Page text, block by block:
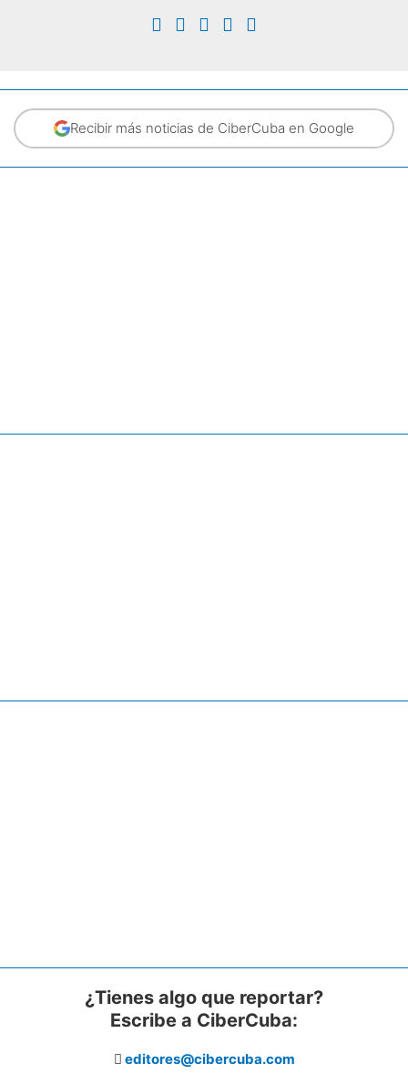
Recibir más noticias de CiberCuba en Google
¿Tienes algo que reportar?
Escribe a CiberCuba:
editores@cibercuba.com